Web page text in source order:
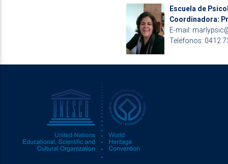
Escuela de
Coordinadora:
E-mail:
Teléfonos: 0412